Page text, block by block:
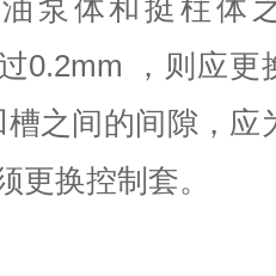
泵体和挺柱体
0.2mm ，则应
之间的间隙，应
更换控制套。